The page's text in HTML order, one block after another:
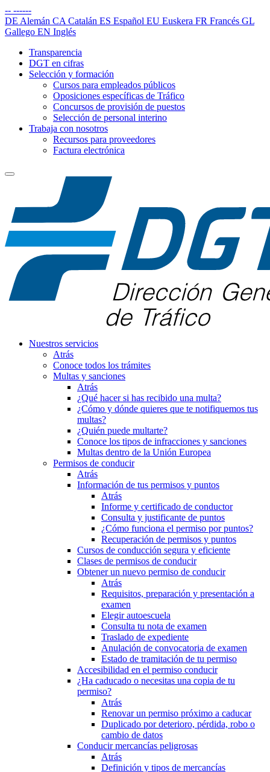
-- ------
DE Alemán CA Catalán ES Español EU Euskera FR Francés GL
Gallego EN Inglés
Transparencia
DGT en cifras
Selección y formación
Cursos para empleados públicos
Oposiciones específicas de Tráfico
Concursos de provisión de puestos
Selección de personal interino
Trabaja con nosotros
Recursos para proveedores
Factura electrónica
Nuestros servicios
Atrás
Conoce todos los trámites
Multas y sanciones
Atrás
¿Qué hacer si has recibido una multa?
¿Cómo y dónde quieres que te notifiquemos tus
multas?
¿Quién puede multarte?
Conoce los tipos de infracciones y sanciones
Multas dentro de la Unión Europea
Permisos de conducir
Atrás
Información de tus permisos y puntos
Atrás
Informe y certificado de conductor
Consulta y justificante de puntos
¿Cómo funciona el permiso por puntos?
Recuperación de permisos y puntos
Cursos de conducción segura y eficiente
Clases de permisos de conducir
Obtener un nuevo permiso de conducir
Atrás
Requisitos, preparación y presentación a
examen
Elegir autoescuela
Consulta tu nota de examen
Traslado de expediente
Anulación de convocatoria de examen
Estado de tramitación de tu permiso
Accesibilidad en el permiso conducir
¿Ha caducado o necesitas una copia de tu
permiso?
Atrás
Renovar un permiso próximo a caducar
Duplicado por deterioro, pérdida, robo o
cambio de datos
Conducir mercancías peligrosas
Atrás
Definición y tipos de mercancías